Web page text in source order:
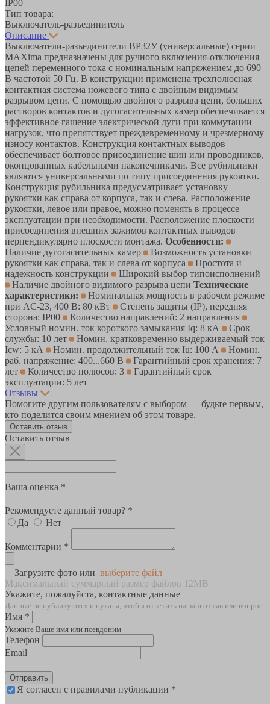
IP00
Тип товара:
Выключатель-разъединитель
Описание
Выключатели-разъединители ВР32У (универсальные) серии
MAXima предназначены для ручного включения-отключения
цепей переменного тока с номинальным напряжением до 690
В частотой 50 Гц. В конструкции применена трехполюсная
контактная система ножевого типа с двойным видимым
разрывом цепи. С помощью двойного разрыва цепи, больших
растворов контактов и дугогасительных камер обеспечивается
эффективное гашение электрической дуги при коммутации
нагрузок, что препятствует преждевременному и чрезмерному
износу контактов. Конструкция контактных выводов
обеспечивает болтовое присоединение шин или проводников,
оконцованных кабельными наконечниками. Все рубильники
являются универсальными по типу присоединения рукоятки.
Конструкция рубильника предусматривает установку
рукоятки как справа от корпуса, так и слева. Расположение
рукоятки, левое или правое, можно поменять в процессе
эксплуатации при необходимости. Расположение плоскости
присоединения внешних зажимов контактных выводов
перпендикулярно плоскости монтажа. Особенности:
Наличие дугогасительных камер
Возможность установки
рукоятки как справа, так и слева от корпуса
Простота и
надежность конструкции
Широкий выбор типоисполнений
Наличие двойного видимого разрыва цепи Технические
характеристики:
Номинальная мощность в рабочем режиме
при AC-23, 400 В: 80 кВт
Степень защиты (IP), передняя
сторона: IP00
Количество направлений: 2 направления
Условный номин. ток короткого замыкания Iq: 8 кА
Срок
службы: 10 лет
Номин. кратковременно выдерживаемый ток
Icw: 5 кА
Номин. продолжительный ток Iu: 100 А
Номин.
раб. напряжение: 400...660 В
Гарантийный срок хранения: 7
лет
Количество полюсов: 3
Гарантийный срок
эксплуатации: 5 лет
Отзывы
Помогите другим пользователям с выбором — будьте первым,
кто поделится своим мнением об этом товаре.
Оставить отзыв
Оставить отзыв
Ваша оценка *
Рекомендуете данный товар? *
Да
Нет
Комментарии *
Загрузите фото или выберите файл
Максимальный суммарный размер файлов 12MB
Укажите, пожалуйста, контактные данные
Данные не публикуются и нужны, чтобы ответить на ваш отзыв или вопрос
Имя *
Укажите Ваше имя или псевдоним
Телефон
Email
Отправить
Я согласен с правилами публикации *